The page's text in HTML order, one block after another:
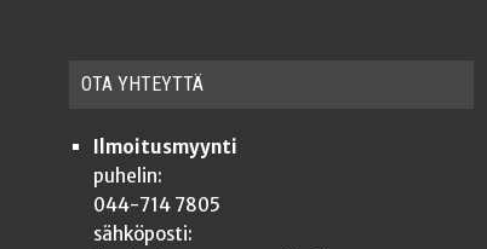
OTA YHTEYT­TÄ
Ilmoitusmyynti
puhelin:
044-714 7805
sähköposti: